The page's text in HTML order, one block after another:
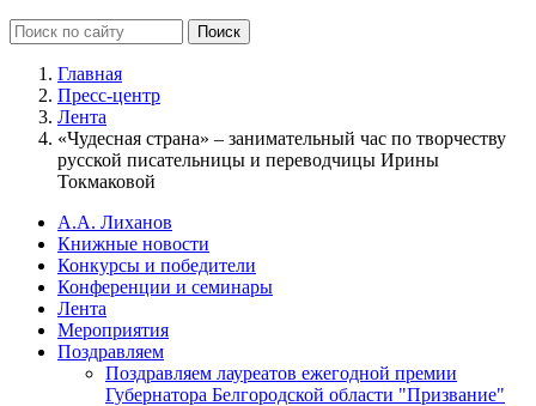
Главная
Пресс-центр
Лента
«Чудесная страна» – занимательный час по творчеству
русской писательницы и переводчицы Ирины
Токмаковой
А.А. Лиханов
Книжные новости
Конкурсы и победители
Конференции и семинары
Лента
Мероприятия
Поздравляем
Поздравляем лауреатов ежегодной премии
Губернатора Белгородской области "Призвание"